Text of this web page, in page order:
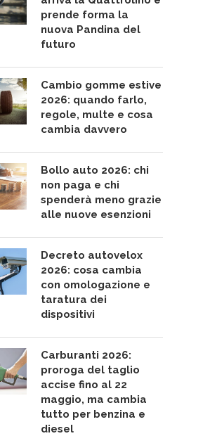
prende forma la
nuova Pandina del
futuro
Cambio gomme estive
2026: quando farlo,
regole, multe e cosa
cambia davvero
Bollo auto 2026: chi
non paga e chi
spenderà meno grazie
alle nuove esenzioni
Decreto autovelox
2026: cosa cambia
con omologazione e
taratura dei
dispositivi
Carburanti 2026:
proroga del taglio
accise fino al 22
maggio, ma cambia
tutto per benzina e
diesel